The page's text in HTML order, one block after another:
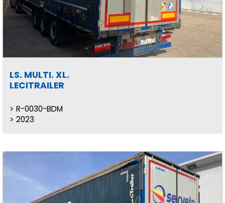
LS. MULTI. XL.
LECITRAILER
R-0030-BDM
2023